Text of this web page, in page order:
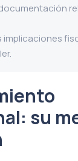
implicaciones
su